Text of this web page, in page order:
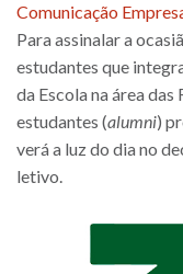
Comunicação
Para assinalar a
estudantes que
da Escola na área
estudantes (alumni)
verá a luz do dia no
letivo.